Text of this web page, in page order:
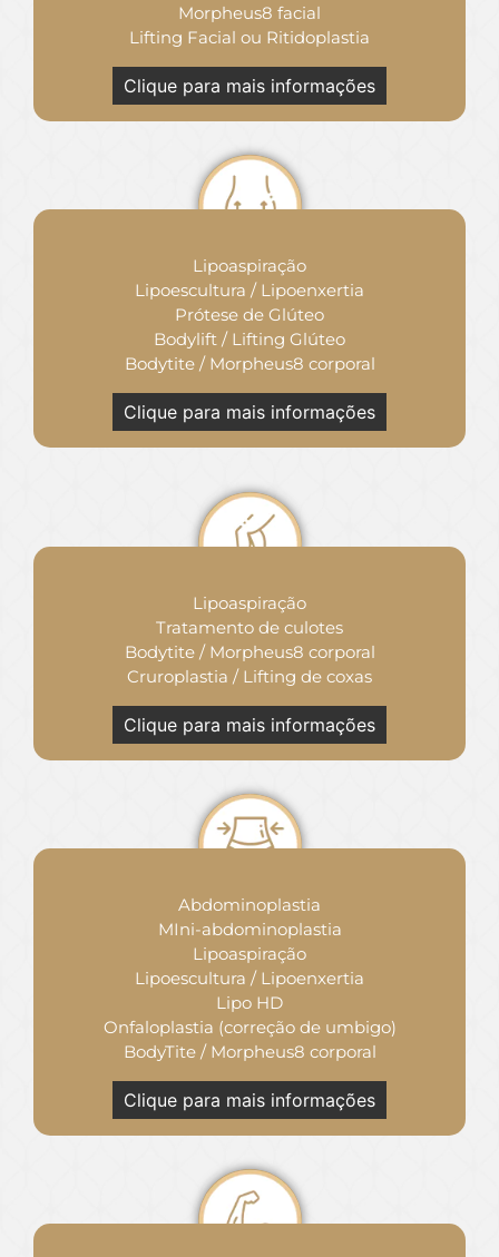
Morpheus8 facial
Lifting Facial ou Ritidoplastia
Clique para mais informações
Lipoaspiração
Lipoescultura / Lipoenxertia
Prótese de Glúteo
Bodylift / Lifting Glúteo
Bodytite / Morpheus8 corporal
Clique para mais informações
Lipoaspiração
Tratamento de culotes
Bodytite / Morpheus8 corporal
Cruroplastia / Lifting de coxas
Clique para mais informações
Abdominoplastia
MIni-abdominoplastia
Lipoaspiração
Lipoescultura / Lipoenxertia
Lipo HD
Onfaloplastia (correção de umbigo)
BodyTite / Morpheus8 corporal
Clique para mais informações